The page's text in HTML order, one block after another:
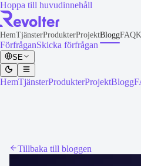
Hoppa till huvudinnehåll
HemTjänsterProdukterProjektBloggFAQ
FörfråganSkicka förfrågan
SE
HemTjänsterProdukterProjektBlogg
Tillbaka till bloggen